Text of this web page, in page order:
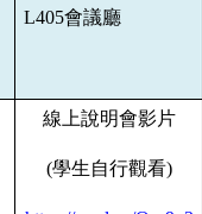
L405會議廳
線上說明會影片
(學生自行觀看)